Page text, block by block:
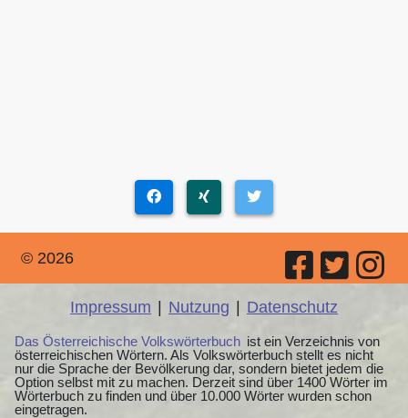
© 2026
Impressum | Nutzung | Datenschutz
Das Österreichische Volkswörterbuch ist ein Verzeichnis von
österreichischen Wörtern. Als Volkswörterbuch stellt es nicht
nur die Sprache der Bevölkerung dar, sondern bietet jedem die
Option selbst mit zu machen. Derzeit sind über 1400 Wörter im
Wörterbuch zu finden und über 10.000 Wörter wurden schon
eingetragen.